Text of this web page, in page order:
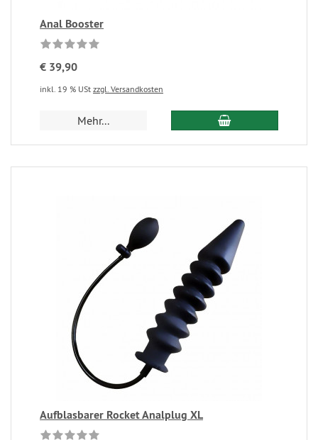
Anal Booster
€ 39,90
inkl. 19 % USt zzgl. Versandkosten
Mehr...
Aufblasbarer Rocket Analplug XL